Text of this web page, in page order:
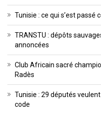
Tunisie : ce qui s’est passé
TRANSTU : dépôts
annoncées
Club Africain sacré
Radès
Tunisie : 29 députés
code